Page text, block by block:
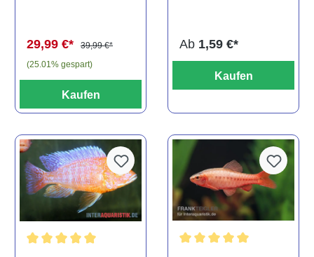
29,99 €*
39,99 €*
(25.01% gespart)
Kaufen
Ab 1,59 €*
Kaufen